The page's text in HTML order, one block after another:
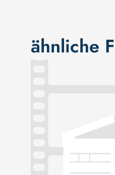
ähnliche